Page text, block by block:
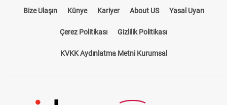
Bize Ulaşın Künye Kariyer About US Yasal Uyarı
Çerez Politikası Gizlilik Politikası
KVKK Aydınlatma Metni Kurumsal